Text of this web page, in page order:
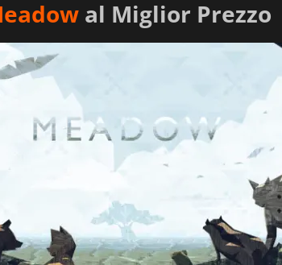
al Miglior Prezzo